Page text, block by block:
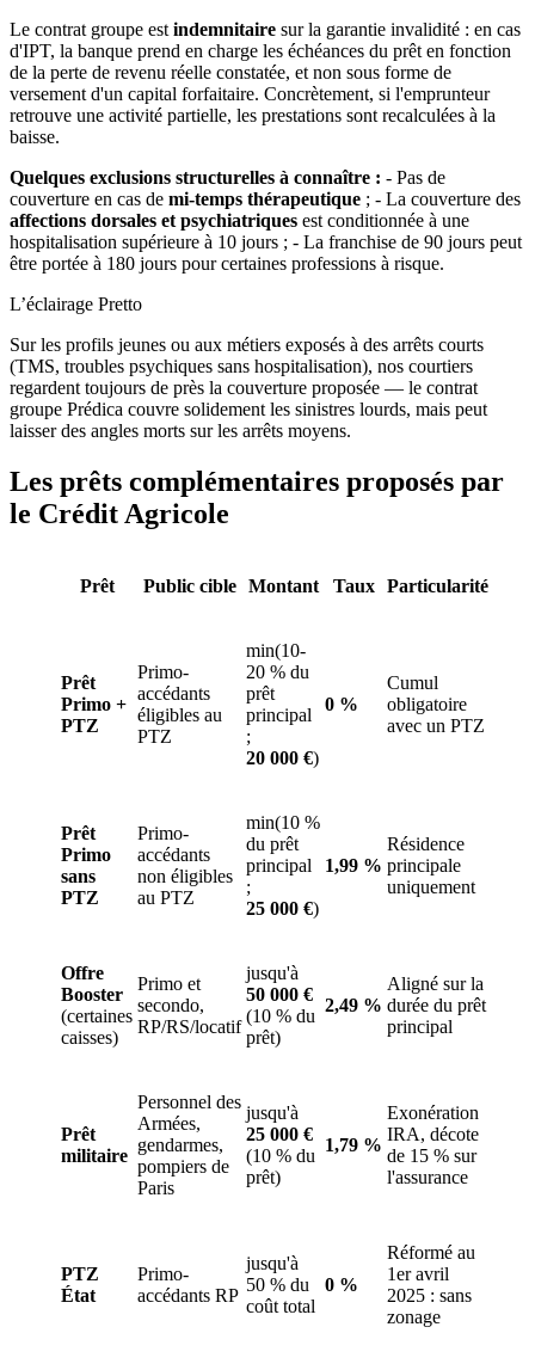
Le contrat groupe est indemnitaire sur la garantie invalidité : en cas
d'IPT, la banque prend en charge les échéances du prêt en fonction
de la perte de revenu réelle constatée, et non sous forme de
versement d'un capital forfaitaire. Concrètement, si l'emprunteur
retrouve une activité partielle, les prestations sont recalculées à la
baisse.
Quelques exclusions structurelles à connaître : - Pas de
couverture en cas de mi-temps thérapeutique ; - La couverture des
affections dorsales et psychiatriques est conditionnée à une
hospitalisation supérieure à 10 jours ; - La franchise de 90 jours peut
être portée à 180 jours pour certaines professions à risque.
L’éclairage Pretto
Sur les profils jeunes ou aux métiers exposés à des arrêts courts
(TMS, troubles psychiques sans hospitalisation), nos courtiers
regardent toujours de près la couverture proposée — le contrat
groupe Prédica couvre solidement les sinistres lourds, mais peut
laisser des angles morts sur les arrêts moyens.
Les prêts complémentaires proposés par
le Crédit Agricole
Prêt Public cible Montant Taux Particularité
Prêt
Primo +
PTZ
Primo-
accédants
éligibles au
PTZ
min(10-
20 % du
prêt
principal
;
20 000 €)
0 %
Cumul
obligatoire
avec un PTZ
Prêt
Primo
sans
PTZ
Primo-
accédants
non éligibles
au PTZ
min(10 %
du prêt
principal
;
25 000 €)
1,99 %
Résidence
principale
uniquement
Offre
Booster
(certaines
caisses)
Primo et
secondo,
RP/RS/locatif
jusqu'à
50 000 €
(10 % du
prêt)
2,49 %
Aligné sur la
durée du prêt
principal
Prêt
militaire
Personnel des
Armées,
gendarmes,
pompiers de
Paris
jusqu'à
25 000 €
(10 % du
prêt)
1,79 %
Exonération
IRA, décote
de 15 % sur
l'assurance
PTZ
État
Primo-
accédants RP
jusqu'à
50 % du
coût total
0 %
Réformé au
1er avril
2025 : sans
zonage